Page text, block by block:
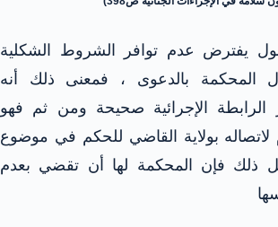
يفترض عدم توافر الشروط الشكلية
المحكمة بالدعوى ، فمعنى ذلك أنه
الإجرائية صحيحة ومن ثم فهو
لاتصاله بولاية القاضي للحكم في موضوع
ذلك فإن المحكمة لها أن تقضي بعدم